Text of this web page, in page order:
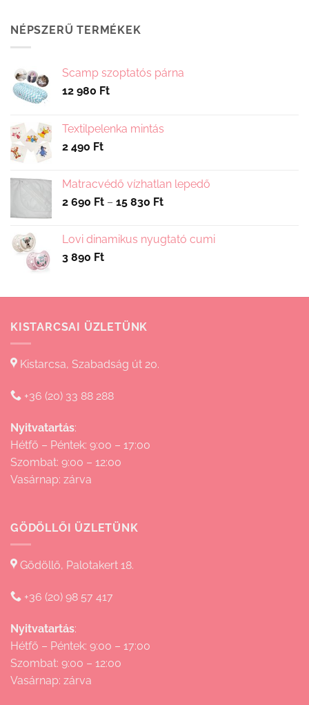
NÉPSZERŰ TERMÉKEK
Scamp szoptatós párna
12 980 Ft
Textilpelenka mintás
2 490 Ft
Matracvédő vízhatlan lepedő
2 690 Ft – 15 830 FtÁrtartomány:
-
Lovi dinamikus nyugtató cumi
3 890 Ft
KISTARCSAI ÜZLETÜNK
Kistarcsa, Szabadság út 20.
+36 (20) 33 88 288
Nyitvatartás:
Hétfő – Péntek: 9:00 – 17:00
Szombat: 9:00 – 12:00
Vasárnap: zárva
GÖDÖLLŐI ÜZLETÜNK
Gödöllő, Palotakert 18.
+36 (20) 98 57 417
Nyitvatartás:
Hétfő – Péntek: 9:00 – 17:00
Szombat: 9:00 – 12:00
Vasárnap: zárva